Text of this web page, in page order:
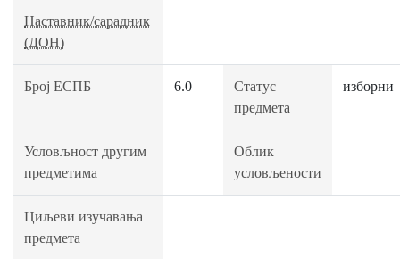
Наставник/сарадник
(ДОН)
Број ЕСПБ 6.0
Статус
предмета
изборни
Условљност другим
предметима
Облик
условљености
Циљеви изучавања
предмета